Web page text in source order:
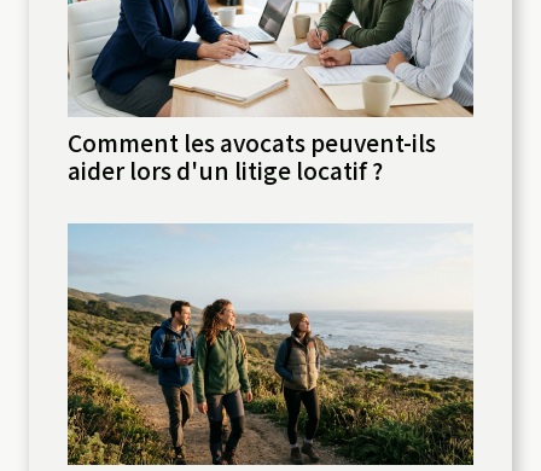
Comment les avocats peuvent-ils
aider lors d'un litige locatif ?